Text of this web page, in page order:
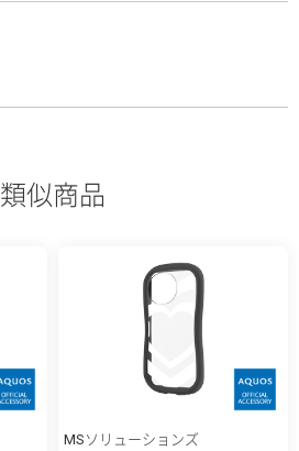
類似商品
MSソリューションズ